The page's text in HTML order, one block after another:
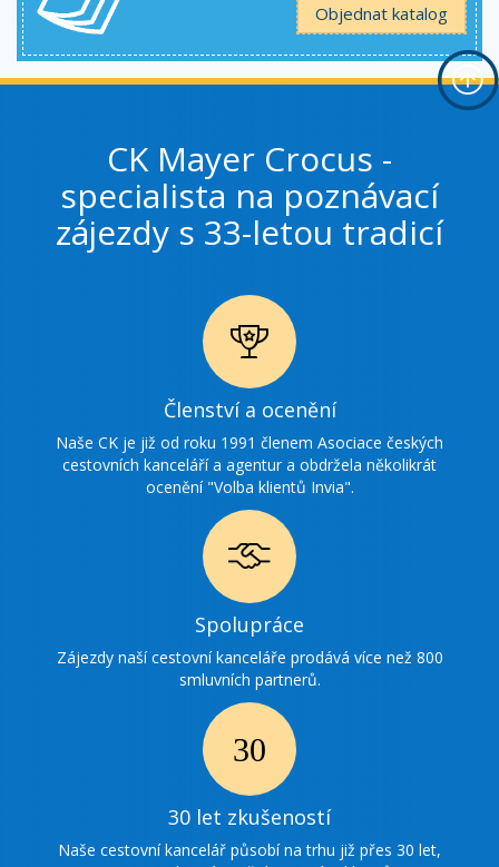
Objednat katalog
CK Mayer Crocus -
specialista na poznávací
zájezdy s 33-letou tradicí
Ikonka
ocenění
Členství a ocenění
Naše CK je již od roku 1991 členem Asociace českých
cestovních kanceláří a agentur a obdržela několikrát
ocenění "Volba klientů Invia".
Ikonka
spolupráce
Spolupráce
Zájezdy naší cestovní kanceláře prodává více než 800
smluvních partnerů.
30 Ikonka
zkušenosti
30 let zkušeností
Naše cestovní kancelář působí na trhu již přes 30 let,